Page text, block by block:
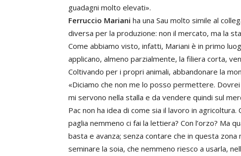
guadagni molto elevati».
Ferruccio Mariani ha una Sau molto simile al
diversa per la produzione: non il mercato, ma la
Come abbiamo visto, infatti, Mariani è in primo
applicano, almeno parzialmente, la filiera corta,
Coltivando per i propri animali, abbandonare la
«Diciamo che non me lo posso permettere.
mi servono nella stalla e da vendere quindi sul
Pac non ha idea di come sia il lavoro in
paglia nemmeno ci fai la lettiera? Con l’orzo? Ma
basta e avanza; senza contare che in questa
seminare la soia, che nemmeno riesco a usarla,